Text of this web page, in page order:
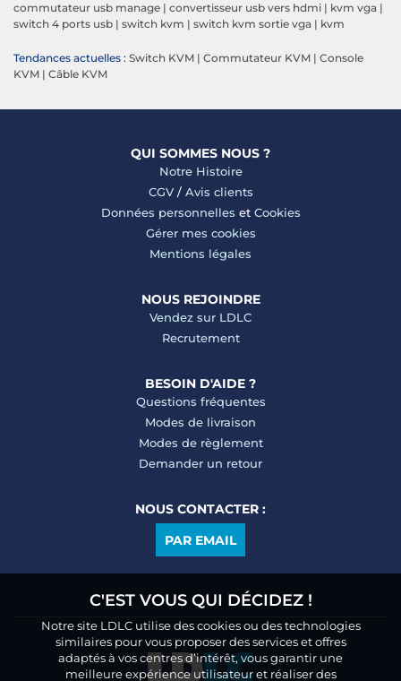
C'EST VOUS QUI DÉCIDEZ !
Notre site LDLC utilise des cookies ou des technologies
similaires pour vous proposer des services et offres
adaptés à vos centres d’intérêt, vous garantir une
meilleure expérience utilisateur et réaliser des
commutateur usb manage | convertisseur usb vers hdmi | kvm vga |
switch 4 ports usb | switch kvm | switch kvm sortie vga | kvm
Tendances actuelles : Switch KVM | Commutateur KVM | Console
KVM | Câble KVM
QUI SOMMES NOUS ?
Notre Histoire
CGV/ Avis clients
Données personnelles et Cookies
Gérer mes cookies
Mentions légales
NOUS REJOINDRE
Vendez sur LDLC
Recrutement
BESOIN D'AIDE ?
Questions fréquentes
Modes de livraison
Modes de règlement
Demander un retour
NOUS CONTACTER :
PAR EMAIL